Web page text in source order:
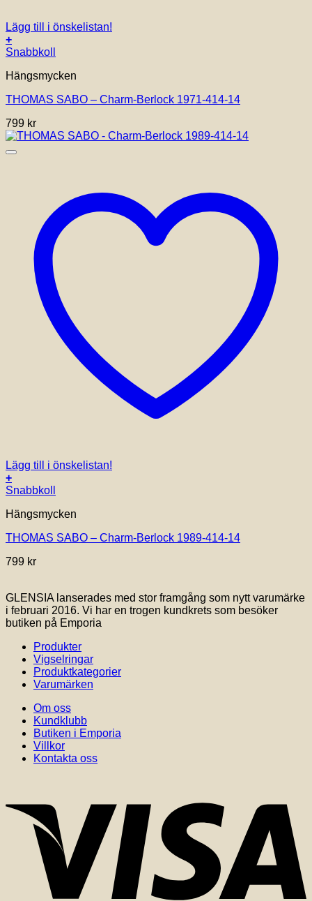
Lägg till i önskelistan!
+
Snabbkoll
Hängsmycken
THOMAS SABO – Charm-Berlock 1971-414-14
799 kr
Lägg till i önskelistan!
+
Snabbkoll
Hängsmycken
THOMAS SABO – Charm-Berlock 1989-414-14
799 kr
GLENSIA lanserades med stor framgång som nytt varumärke
i februari 2016. Vi har en trogen kundkrets som besöker
butiken på Emporia
Produkter
Vigselringar
Produktkategorier
Varumärken
Om oss
Kundklubb
Butiken i Emporia
Villkor
Kontakta oss